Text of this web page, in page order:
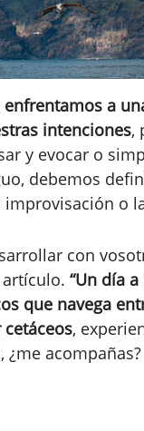
enfrentamos a
intenciones,
y evocar o
debemos
o
con
“Un día
que navega
,
acompañas?